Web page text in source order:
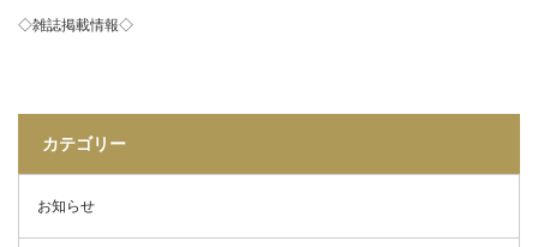
◇雑誌掲載情報◇
カテゴリー
お知らせ